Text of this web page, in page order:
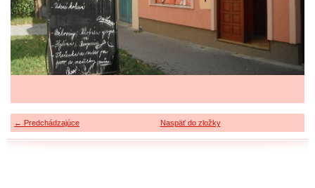
← Predchádzajúce Naspäť do zložky